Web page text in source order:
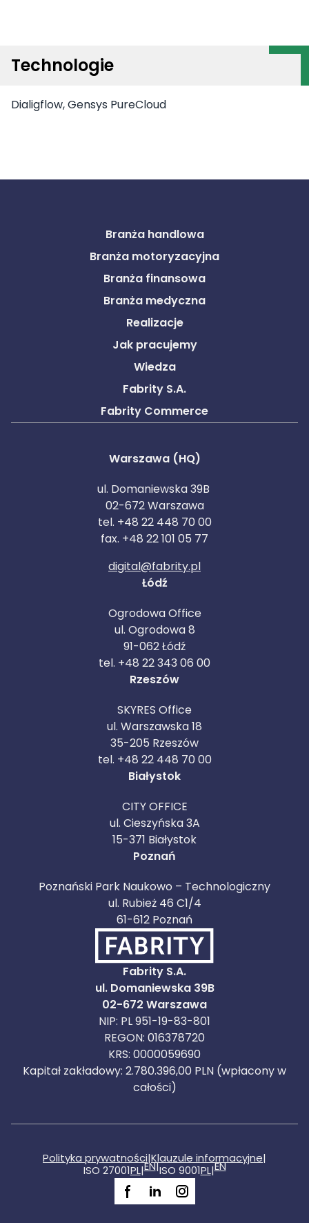
Technologie
Dialigflow, Gensys PureCloud
Branża handlowa
Branża motoryzacyjna
Branża finansowa
Branża medyczna
Realizacje
Jak pracujemy
Wiedza
Fabrity S.A.
Fabrity Commerce
Warszawa (HQ)
ul. Domaniewska 39B
02-672 Warszawa
tel. +48 22 448 70 00
fax. +48 22 101 05 77
digital@fabrity.pl
Łódź
Ogrodowa Office
ul. Ogrodowa 8
91-062 Łódź
tel. +48 22 343 06 00
Rzeszów
SKYRES Office
ul. Warszawska 18
35-205 Rzeszów
tel. +48 22 448 70 00
Białystok
CITY OFFICE
ul. Cieszyńska 3A
15-371 Białystok
Poznań
Poznański Park Naukowo – Technologiczny
ul. Rubież 46 C1/4
61-612 Poznań
Fabrity S.A.
ul. Domaniewska 39B
02-672 Warszawa
NIP: PL 951-19-83-801
REGON: 016378720
KRS: 0000059690
Kapitał zakładowy: 2.780.396,00 PLN (wpłacony w
całości)
Polityka prywatności|Klauzule informacyjne|
ISO 27001PL|EN|ISO 9001PL|EN